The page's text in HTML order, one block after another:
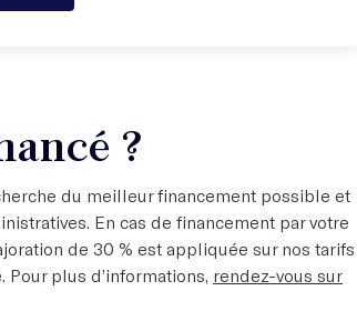
?
du meilleur financement possible et
En cas de financement par votre
de 30 % est appliquée sur nos tarifs
plus d’informations, rendez-vous sur